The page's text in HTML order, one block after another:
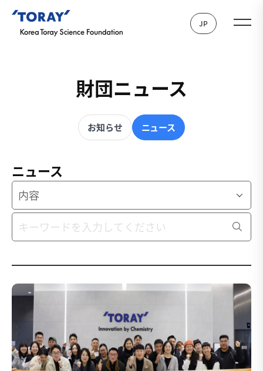
JP
財団ニュース
お知らせ ニュース
ニュース
内容